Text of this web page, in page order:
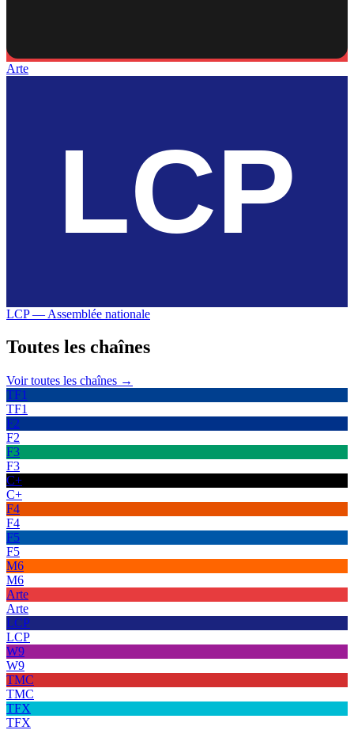
Arte
LCP — Assemblée nationale
Toutes les chaînes
Voir toutes les chaînes →
TF1
TF1
F2
F2
F3
F3
C+
C+
F4
F4
F5
F5
M6
M6
Arte
Arte
LCP
LCP
W9
W9
TMC
TMC
TFX
TFX